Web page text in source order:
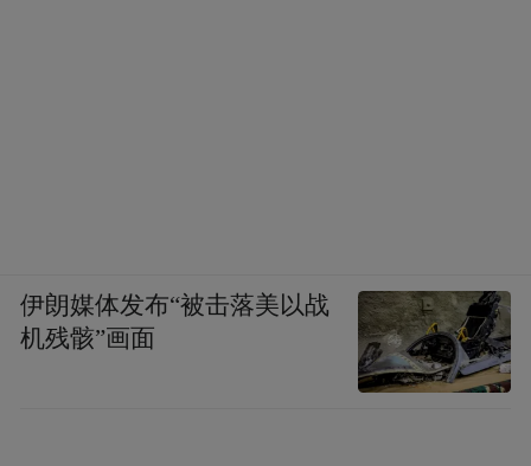
伊朗媒体发布“被击落美以战
机残骸”画面